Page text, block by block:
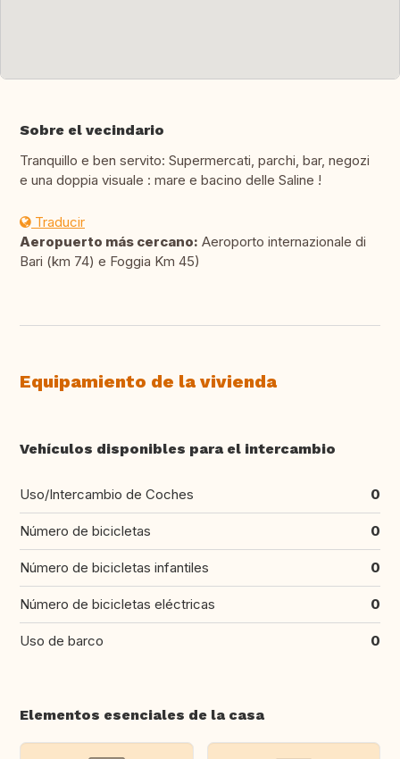
Sobre el vecindario
Tranquillo e ben servito: Supermercati, parchi, bar, negozi
e una doppia visuale : mare e bacino delle Saline !
Traducir
Aeropuerto más cercano: Aeroporto internazionale di
Bari (km 74) e Foggia Km 45)
Equipamiento de la vivienda
Vehículos disponibles para el intercambio
Uso/Intercambio de Coches 0
Número de bicicletas 0
Número de bicicletas infantiles 0
Número de bicicletas eléctricas 0
Uso de barco 0
Elementos esenciales de la casa